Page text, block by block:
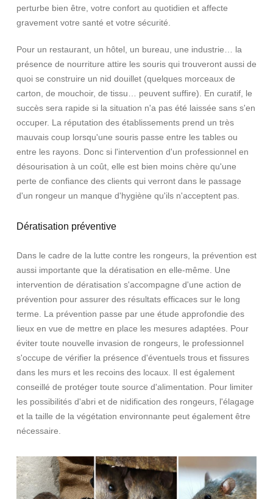
perturbe bien être, votre confort au quotidien et affecte
gravement votre santé et votre sécurité.
Pour un restaurant, un hôtel, un bureau, une industrie… la
présence de nourriture attire les souris qui trouveront aussi de
quoi se construire un nid douillet (quelques morceaux de
carton, de mouchoir, de tissu… peuvent suffire). En curatif, le
succès sera rapide si la situation n'a pas été laissée sans s'en
occuper. La réputation des établissements prend un très
mauvais coup lorsqu'une souris passe entre les tables ou
entre les rayons. Donc si l'intervention d'un professionnel en
désourisation à un coût, elle est bien moins chère qu'une
perte de confiance des clients qui verront dans le passage
d'un rongeur un manque d'hygiène qu'ils n'acceptent pas.
Dératisation préventive
Dans le cadre de la lutte contre les rongeurs, la prévention est
aussi importante que la dératisation en elle-même. Une
intervention de dératisation s'accompagne d'une action de
prévention pour assurer des résultats efficaces sur le long
terme. La prévention passe par une étude approfondie des
lieux en vue de mettre en place les mesures adaptées. Pour
éviter toute nouvelle invasion de rongeurs, le professionnel
s'occupe de vérifier la présence d'éventuels trous et fissures
dans les murs et les recoins des locaux. Il est également
conseillé de protéger toute source d'alimentation. Pour limiter
les possibilités d'abri et de nidification des rongeurs, l'élagage
et la taille de la végétation environnante peut également être
nécessaire.